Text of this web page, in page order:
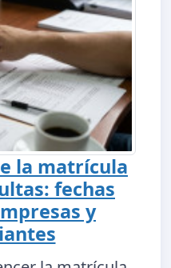
la matrícula
fechas
y